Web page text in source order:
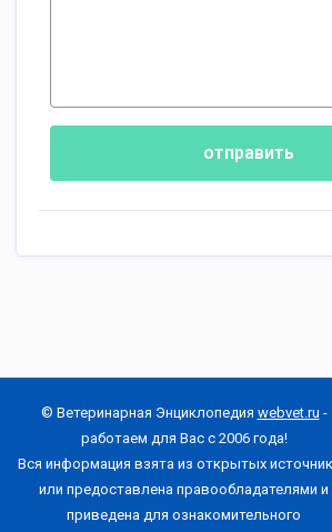
отправить
© Ветеринарная Энциклопедия webvet.ru -
работаем для Вас с 2006 года!
Вся информация взята из открытых
или предоставлена правообладателями и
приведена для ознакомительного